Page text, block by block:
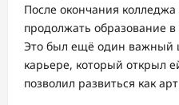
После окончания
продолжать образование
Это был ещё один важный
карьере, который открыл
позволил развиться как